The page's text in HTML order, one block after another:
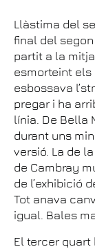
Llàstima del
final del
partit a la
esmorteint els
esbossava
pregar i ha
línia. De Bella
durant uns
versió. La de
de Cambray
de l’exhibició
Tot anava
igual. Bales
El tercer quart